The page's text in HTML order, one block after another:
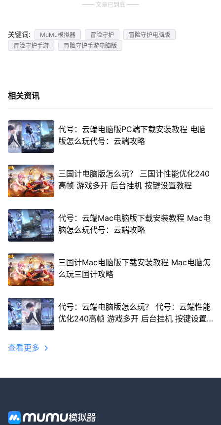
文章已到底
关键词: MuMu模拟器 冒险守护
冒险守护电脑版
冒险守护手游
冒险守护手游电脑版
相关资讯
代号：云端电脑版PC端下载安装教程 电脑
版怎么玩代号：云端攻略
三国计电脑版怎么玩？ 三国计性能优化240
高帧 游戏多开 后台挂机 按键设置教程
代号：云端Mac电脑版下载安装教程 Mac电
脑怎么玩代号：云端攻略
三国计Mac电脑版下载安装教程 Mac电脑怎
么玩三国计攻略
代号：云端电脑版怎么玩？ 代号：云端性能
优化240高帧 游戏多开 后台挂机 按键设置
查看更多